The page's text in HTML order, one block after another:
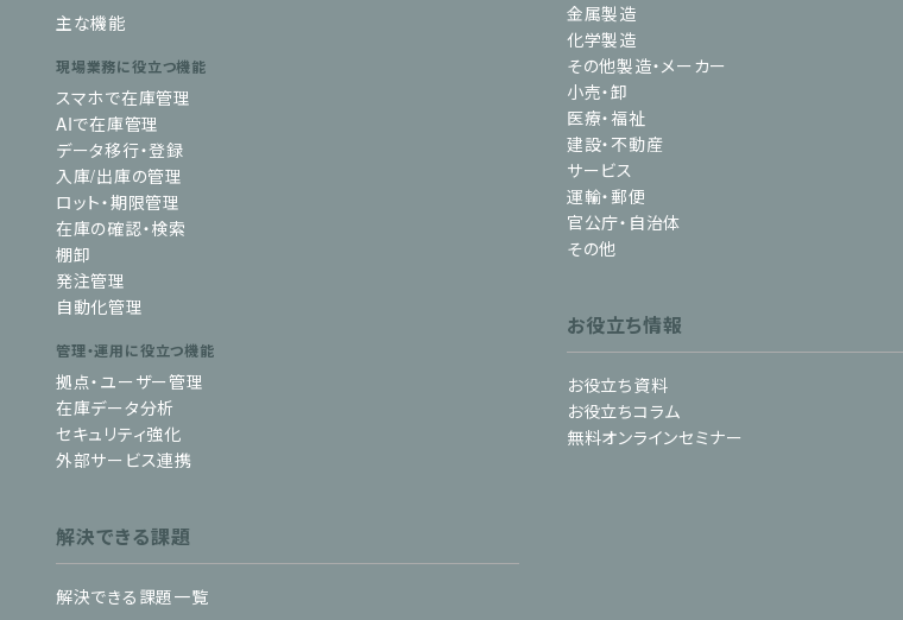
主な機能
現場業務に役立つ機能
スマホで在庫管理
AIで在庫管理
データ移行・登録
入庫/出庫の管理
ロット・期限管理
在庫の確認・検索
棚卸
発注管理
自動化管理
管理・運用に役立つ機能
拠点・ユーザー管理
在庫データ分析
セキュリティ強化
外部サービス連携
解決できる課題
解決できる課題一覧
金属製造
化学製造
その他製造・メーカー
小売・卸
医療・福祉
建設・不動産
サービス
運輸・郵便
官公庁・自治体
その他
お役立ち情報
お役立ち資料
お役立ちコラム
無料オンラインセミナー